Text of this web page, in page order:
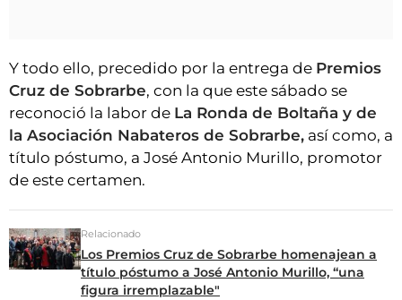
Y todo ello, precedido por la entrega de Premios
Cruz de Sobrarbe, con la que este sábado se
reconoció la labor de La Ronda de Boltaña y de
la Asociación Nabateros de Sobrarbe, así como, a
título póstumo, a José Antonio Murillo, promotor
de este certamen.
Relacionado
Los Premios Cruz de Sobrarbe homenajean a
título póstumo a José Antonio Murillo, “una
figura irremplazable"